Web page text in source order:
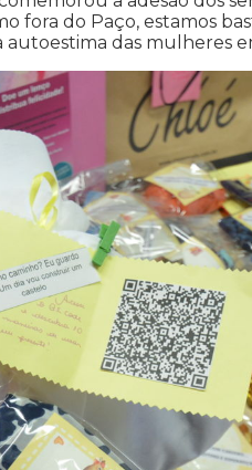
fora do Paço, estamos
das mulheres